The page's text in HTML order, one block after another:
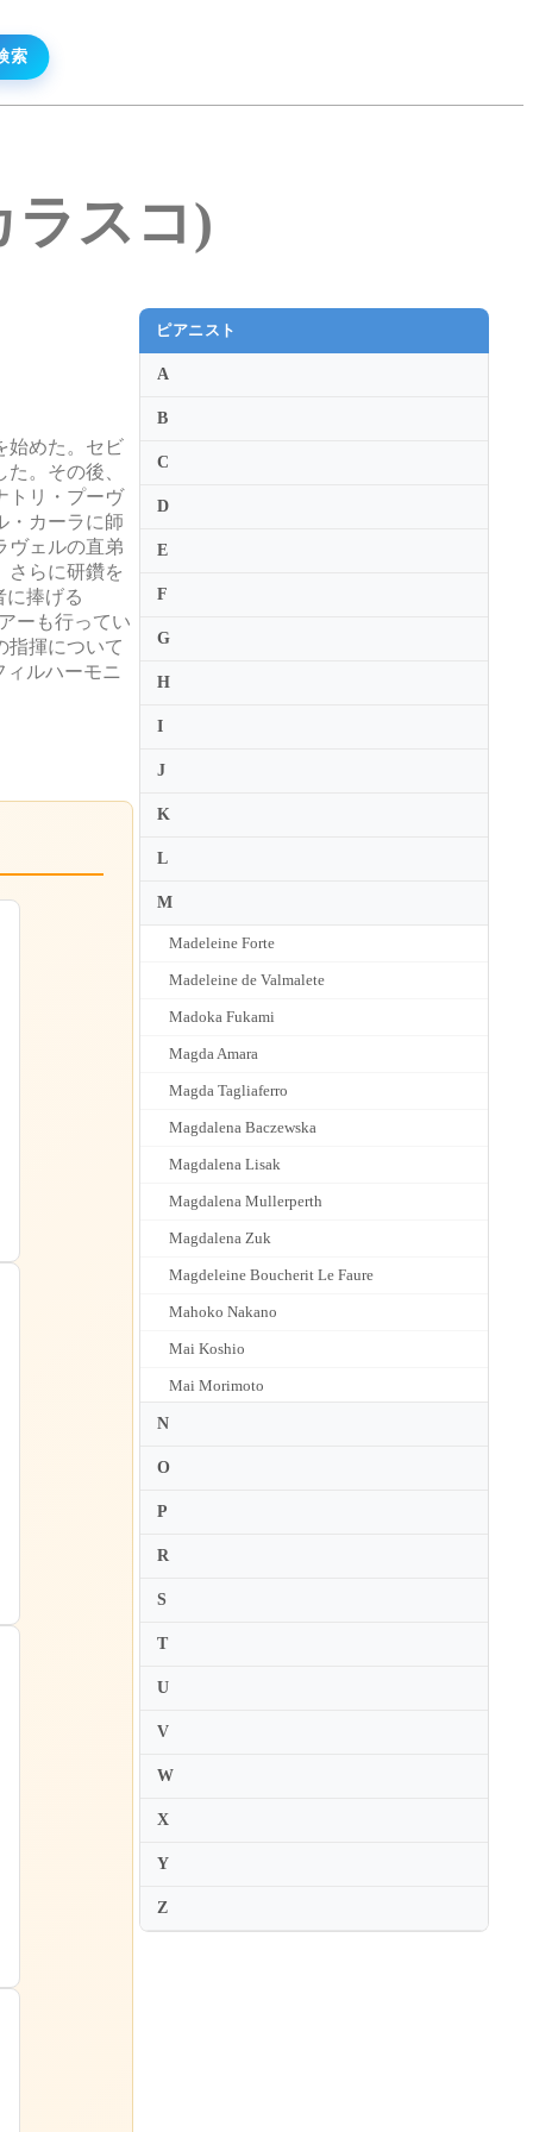
ラスコ)
始めた。セビ
。その後、
トリ・プーヴ
・カーラに師
ヴェルの直弟
さらに研鑽を
に捧げる
ーも行ってい
指揮について
ィルハーモニ
ピアニスト
A
B
C
D
E
F
G
H
I
J
K
L
M
Madeleine Forte
Madeleine de Valmalete
Madoka Fukami
Magda Amara
Magda Tagliaferro
Magdalena Baczewska
Magdalena Lisak
Magdalena Mullerperth
Magdalena Zuk
Magdeleine Boucherit Le Faure
Mahoko Nakano
Mai Koshio
Mai Morimoto
N
O
P
R
S
T
U
V
W
X
Y
Z